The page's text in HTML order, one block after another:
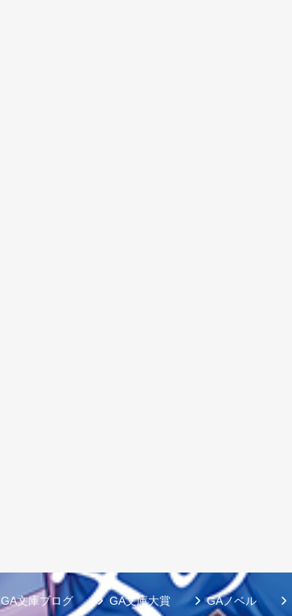
GA文庫ブログ GA文庫大賞 GAノベル